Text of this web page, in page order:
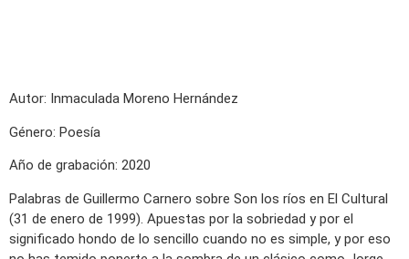
Autor: Inmaculada Moreno Hernández
Género: Poesía
Año de grabación: 2020
Palabras de Guillermo Carnero sobre Son los ríos en El Cultural
(31 de enero de 1999). Apuestas por la sobriedad y por el
significado hondo de lo sencillo cuando no es simple, y por eso